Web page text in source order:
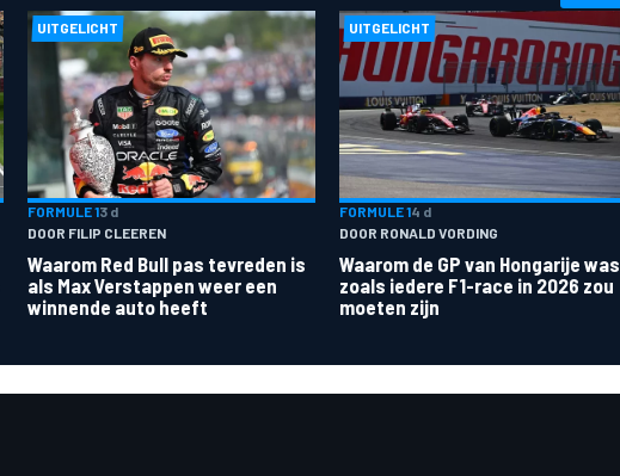
UITGELICHT
FORMULE 13 d
DOOR FILIP CLEEREN
Waarom Red Bull pas tevreden is
als Max Verstappen weer een
winnende auto heeft
UITGELICHT
FORMULE 14 d
DOOR RONALD VORDING
Waarom de GP van Hongarije was
zoals iedere F1-race in 2026 zou
moeten zijn